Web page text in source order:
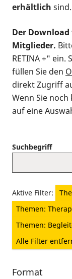
erhältlich sind.
Der
Mitglieder.
RETINA +" ein.
füllen Sie den
direkt Zugriff
Wenn Sie noch
auf eine
Suchbegriff
Aktive Filter:
Themen:
Themen:
Alle Filter
Format